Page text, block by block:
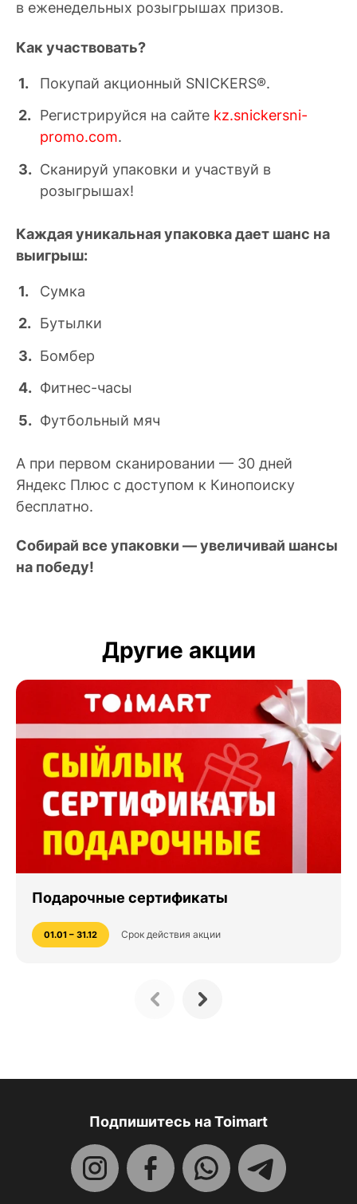
в еженедельных розыгрышах призов.
Как участвовать?
Покупай акционный SNICKERS®.
Регистрируйся на сайте kz.snickersni-
promo.com.
Сканируй упаковки и участвуй в
розыгрышах!
Каждая уникальная упаковка дает шанс на
выигрыш:
Сумка
Бутылки
Бомбер
Фитнес-часы
Футбольный мяч
А при первом сканировании — 30 дней
Яндекс Плюс с доступом к Кинопоиску
бесплатно.
Собирай все упаковки — увеличивай шансы
на победу!
Другие акции
Подарочные сертификаты
01.01 – 31.12 Срок действия акции
Подпишитесь на Toimart